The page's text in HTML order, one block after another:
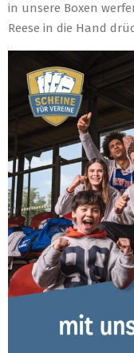
in unsere Boxen
Reese in die Hand